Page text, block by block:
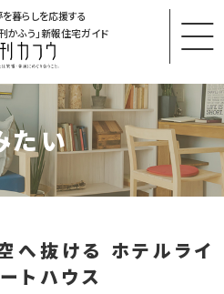
暮らしを応援する
かふう」新報住宅ガイド
たい
へ抜ける ホテルライ
トハウス